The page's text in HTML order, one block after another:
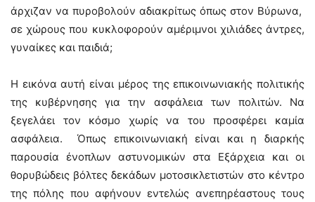
άρχιζαν να πυροβολούν αδιακρίτως όπως στον Βύρωνα,
σε χώρους που κυκλοφορούν αμέριμνοι χιλιάδες άντρες,
γυναίκες και παιδιά;
Η εικόνα αυτή είναι μέρος της επικοινωνιακής πολιτικής
της κυβέρνησης για την ασφάλεια των πολιτών. Να
ξεγελάει τον κόσμο χωρίς να του προσφέρει καμία
ασφάλεια. Όπως επικοινωνιακή είναι και η διαρκής
παρουσία ένοπλων αστυνομικών στα Εξάρχεια και οι
θορυβώδεις βόλτες δεκάδων μοτοσικλετιστών στο κέντρο
της πόλης που αφήνουν εντελώς ανεπηρέαστους τους